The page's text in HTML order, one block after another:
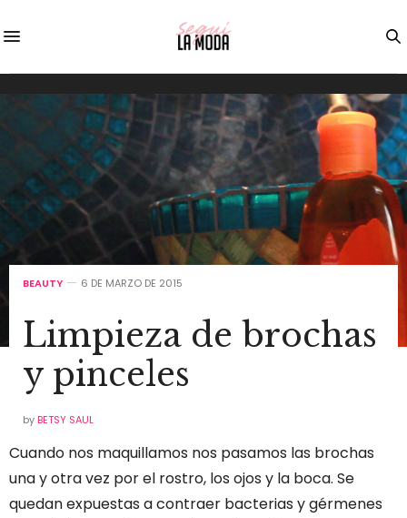
BEAUTY 6 DE MARZO DE 2015
Limpieza de brochas
y pinceles
by BETSY SAUL
Cuando nos maquillamos nos pasamos las brochas
una y otra vez por el rostro, los ojos y la boca. Se
quedan expuestas a contraer bacterias y gérmenes